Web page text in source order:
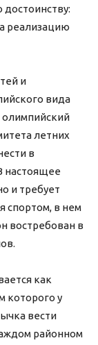
реализацию
и
вида
летних
в
настоящее
и требует
спортом, в нем
востребован в
как
которого у
вести
районном